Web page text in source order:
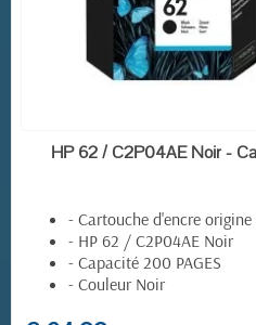
EN
HP 62 / C2P04AE Noir -
- Cartouche d'encre origine
- HP 62 / C2P04AE Noir
- Capacité 200 PAGES
- Couleur Noir